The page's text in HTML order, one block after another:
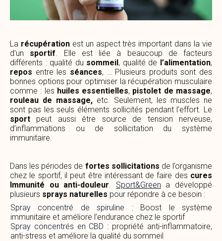
La récupérationest un aspect très important dans la vie
d’un sportif. Elle est liée à beaucoup de facteurs
différents : qualité du sommeil, qualité de l’alimentation,
repos entre les séances, … Plusieurs produits sont des
bonnes options pour optimiser la récupération musculaire
comme : les huiles essentielles, pistolet de massage,
rouleau de massage, etc. Seulement, les muscles ne
sont pas les seuls éléments sollicités pendant l’effort. Le
sport peut aussi être source de tension nerveuse,
d’inflammations ou de sollicitation du système
immunitaire.
Dans les périodes de fortes sollicitations de l’organisme
chez le sportif, il peut être intéressant de faire des cures
Immunité ou anti-douleur. Sport&Green a développé
plusieurs sprays naturelles pour répondre à ce besoin :
Spray concentré de spiruline : Boost le système
immunitaire et améliore l’endurance chez le sportif
Spray concentrés en CBD : propriété anti-inflammatoire,
anti-stress et améliore la qualité du sommeil